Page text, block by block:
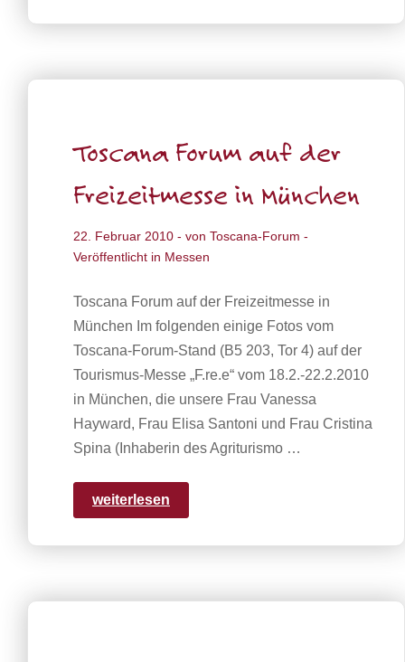
Toscana Forum auf der
Freizeitmesse in München
22. Februar 2010 - von Toscana-Forum -
Veröffentlicht in Messen
Toscana Forum auf der Freizeitmesse in
München Im folgenden einige Fotos vom
Toscana-Forum-Stand (B5 203, Tor 4) auf der
Tourismus-Messe „F.re.e“ vom 18.2.-22.2.2010
in München, die unsere Frau Vanessa
Hayward, Frau Elisa Santoni und Frau Cristina
Spina (Inhaberin des Agriturismo …
weiterlesen